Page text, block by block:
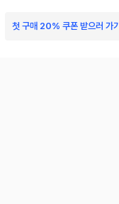
첫 구매 20% 쿠폰 받으러 가기